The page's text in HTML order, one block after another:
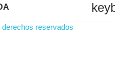
reservados